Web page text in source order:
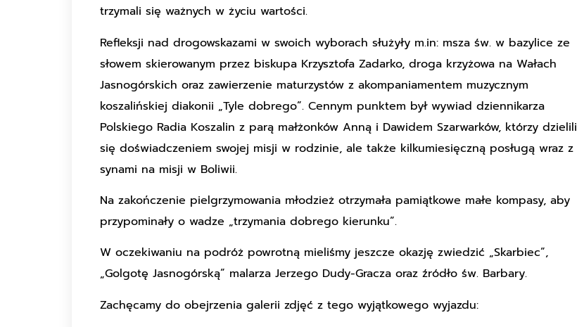
trzymali się ważnych w życiu wartości.
Refleksji nad drogowskazami w swoich wyborach służyły m.in: msza św. w bazylice ze
słowem skierowanym przez biskupa Krzysztofa Zadarko, droga krzyżowa na Wałach
Jasnogórskich oraz zawierzenie maturzystów z akompaniamentem muzycznym
koszalińskiej diakonii „Tyle dobrego”. Cennym punktem był wywiad dziennikarza
Polskiego Radia Koszalin z parą małżonków Anną i Dawidem Szarwarków, którzy dzielili
się doświadczeniem swojej misji w rodzinie, ale także kilkumiesięczną posługą wraz z
synami na misji w Boliwii.
Na zakończenie pielgrzymowania młodzież otrzymała pamiątkowe małe kompasy, aby
przypominały o wadze „trzymania dobrego kierunku”.
W oczekiwaniu na podróż powrotną mieliśmy jeszcze okazję zwiedzić „Skarbiec”,
„Golgotę Jasnogórską” malarza Jerzego Dudy-Gracza oraz źródło św. Barbary.
Zachęcamy do obejrzenia galerii zdjęć z tego wyjątkowego wyjazdu: